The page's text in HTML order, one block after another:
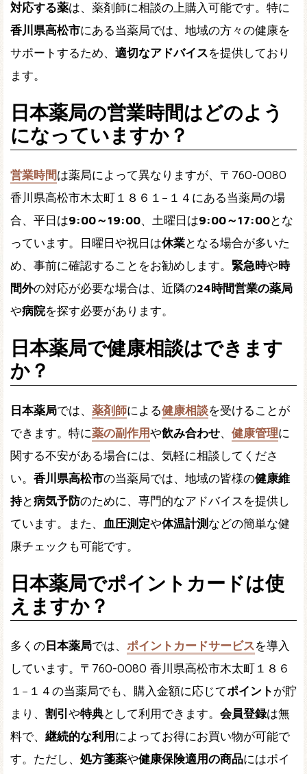
対応する薬は、薬剤師に相談の上購入可能です。特に
香川県高松市にある当薬局では、地域の方々の健康を
サポートするため、 適切なアドバイスを提供しており
ます。
日本薬局の営業時間はどのよう
になっていますか？
営業時間は薬局によって異なりますが、〒760-0080
香川県高松市木太町１８６１−１４にある当薬局の場
合、平日は9:00～19:00、土曜日は9:00～17:00とな
っています。日曜日や祝日は休業となる場合が多いた
め、事前に確認することをお勧めします。 緊急時や時
間外の対応が必要な場合は、近隣の24時間営業の薬局
や病院を探す必要があります。
日本薬局で健康相談はできます
か？
日本薬局では、 薬剤師による健康相談を受けることが
できます。特に薬の副作用や飲み合わせ、 健康管理に
関する不安がある場合には、気軽に相談してくださ
い。 香川県高松市の当薬局では、地域の皆様の健康維
持と病気予防のために、専門的なアドバイスを提供し
ています。また、 血圧測定や体温計測 などの簡単な健
康チェックも可能です。
日本薬局でポイントカードは使
えますか？
多くの日本薬局では、 ポイントカードサービスを導入
しています。〒760-0080 香川県高松市木太町１８６
１−１４の当薬局でも、購入金額に応じてポイント が貯
まり、 割引 や特典として利用できます。 会員登録は無
料で、 継続的な利用によってお得にお買い物が可能で
す。ただし、 処方箋薬や健康保険適用の商品にはポイ